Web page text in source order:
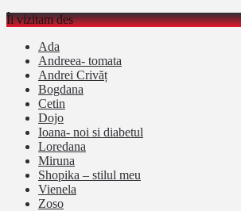
Îi vizitam des
Ada
Andreea- tomata
Andrei Crivăț
Bogdana
Cetin
Dojo
Ioana- noi si diabetul
Loredana
Miruna
Shopika – stilul meu
Vienela
Zoso